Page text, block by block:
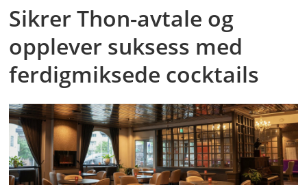
Sikrer Thon-avtale og
opplever suksess med
ferdigmiksede cocktails